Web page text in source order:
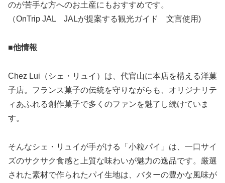
のが苦手な方へのお土産にもおすすめです。
（OnTrip JAL JALが提案する観光ガイド 文言使用)
■他情報
Chez Lui（シェ・リュイ）は、代官山に本店を構える洋菓
子店。フランス菓子の伝統を守りながらも、オリジナリテ
ィあふれる創作菓子で多くのファンを魅了し続けていま
す。
そんなシェ・リュイが手がける「小粒パイ」は、一口サイ
ズのサクサク食感と上質な味わいが魅力の逸品です。厳選
された素材で作られたパイ生地は、バターの豊かな風味が